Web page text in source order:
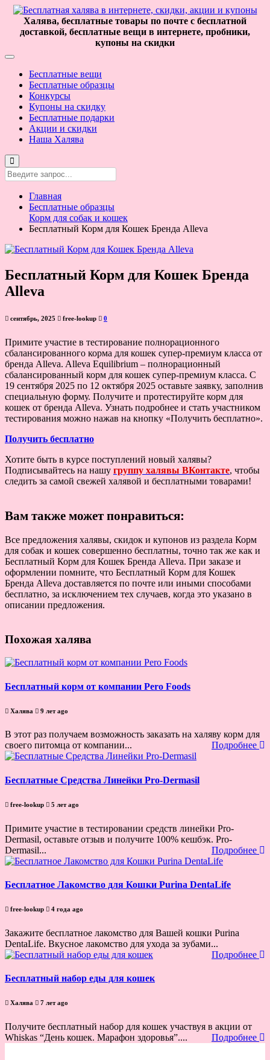
Халява, бесплатные товары по почте с бесплатной
доставкой, бесплатные вещи в интернете, пробники,
купоны на скидки
Бесплатные вещи
Бесплатные образцы
Конкурсы
Купоны на скидку
Бесплатные подарки
Акции и скидки
Наша Халява
Главная
Бесплатные образцы
Корм для собак и кошек
Бесплатный Корм для Кошек Бренда Alleva
Бесплатный Корм для Кошек Бренда
Alleva
сентябрь, 2025 free-lookup 0
Примите участие в тестирование полнорационного
сбалансированного корма для кошек супер-премиум класса от
бренда Alleva. Alleva Equilibrium – полнорационный
сбалансированный корм для кошек супер-премиум класса. С
19 сентября 2025 по 12 октября 2025 оставьте заявку, заполнив
специальную форму. Получите и протестируйте корм для
кошек от бренда Alleva. Узнать подробнее и стать участником
тестирования можно нажав на кнопку «Получить бесплатно».
Получить бесплатно
Хотите быть в курсе поступлений новый халявы?
Подписывайтесь на нашу группу халявы ВКонтакте, чтобы
следить за самой свежей халявой и бесплатными товарами!
Вам также может понравиться:
Все предложения халявы, скидок и купонов из раздела Корм
для собак и кошек совершенно бесплатны, точно так же как и
Бесплатный Корм для Кошек Бренда Alleva. При заказе и
оформлении помните, что Бесплатный Корм для Кошек
Бренда Alleva доставляется по почте или иными способами
бесплатно, за исключением тех случаев, когда это указано в
описании предложения.
Похожая халява
Бесплатный корм от компании Pero Foods
Халява 9 лет ago
В этот раз получаем возможность заказать на халяву корм для
своего питомца от компании...
Подробнее
Бесплатные Средства Линейки Pro-Dermasil
free-lookup 5 лет ago
Примите участие в тестировании средств линейки Pro-
Dermasil, оставьте отзыв и получите 100% кешбэк. Pro-
Dermasil...
Подробнее
Бесплатное Лакомство для Кошки Purina DentaLife
free-lookup 4 года ago
Закажите бесплатное лакомство для Вашей кошки Purina
DentaLife. Вкусное лакомство для ухода за зубами...
Подробнее
Бесплатный набор еды для кошек
Халява 7 лет ago
Получите бесплатный набор для кошек участвуя в акции от
Whiskas “День кошек. Марафон здоровья”....
Подробнее